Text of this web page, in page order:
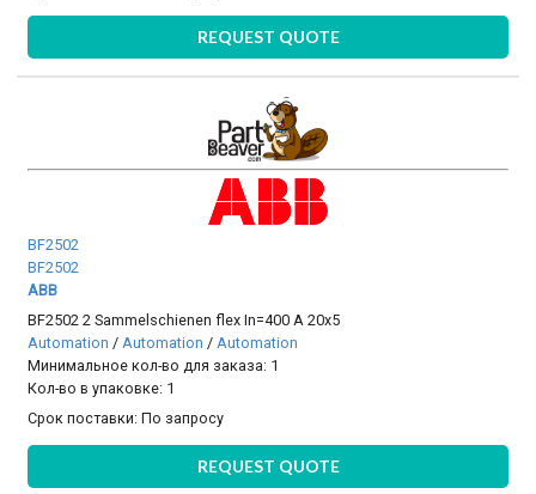
REQUEST QUOTE
BF2502
BF2502
ABB
BF2502 2 Sammelschienen flex In=400 A 20x5
Automation / Automation / Automation
Минимальное кол-во для заказа: 1
Кол-во в упаковке: 1
Срок поставки:По запросу
REQUEST QUOTE